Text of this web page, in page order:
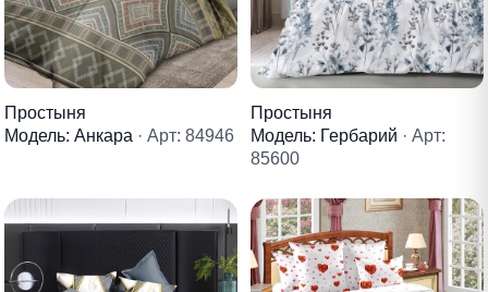
Простыня
Модель: Анкара · Арт: 84946
Простыня
Модель: Гербарий · Арт:
85600